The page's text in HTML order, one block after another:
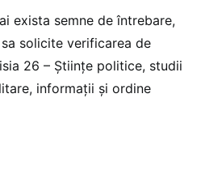
exista semne de întrebare,
solicite verificarea de
26 – Științe politice, studii
informaţii și ordine